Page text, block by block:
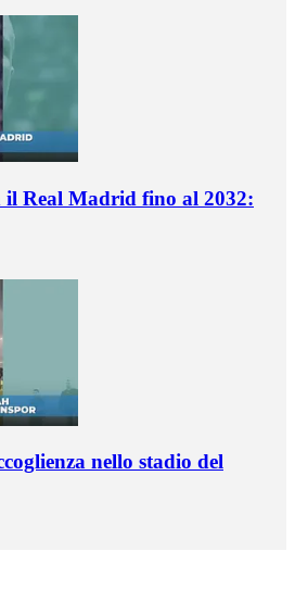
Real Madrid fino al 2032:
nello stadio del